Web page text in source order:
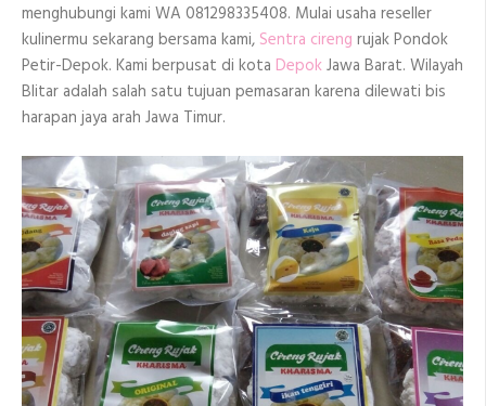
menghubungi kami WA 081298335408. Mulai usaha reseller
kulinermu sekarang bersama kami, Sentra cireng rujak Pondok
Petir-Depok. Kami berpusat di kota DepokJawa Barat. Wilayah
Blitar adalah salah satu tujuan pemasaran karena dilewati bis
harapan jaya arah Jawa Timur.